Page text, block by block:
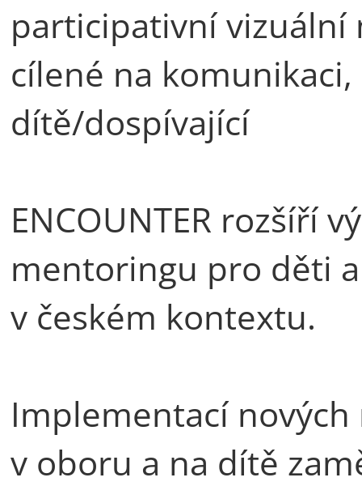
participativní vizuální
cílené na
dítě/dospívající
ENCOUNTER rozšíří
mentoringu pro děti
v českém kontextu.
Implementací
v oboru a na dítě